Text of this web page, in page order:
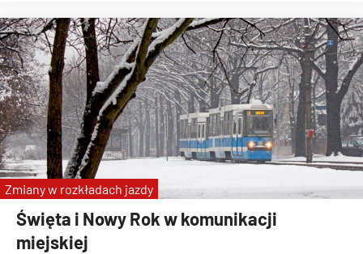
Święta i Nowy Rok w komunikacji
miejskiej
Zmiany w rozkładach jazdy